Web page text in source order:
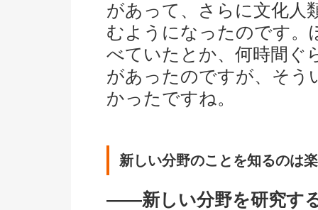
があって、さらに文化人
むようになったのです。
べていたとか、何時間ぐ
があったのですが、そう
かったですね。
新しい分野のことを知るのは
――新しい分野を研究す